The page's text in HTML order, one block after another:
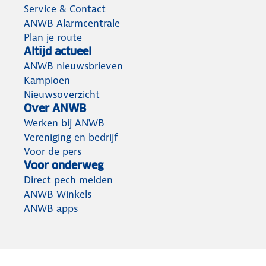
Service & Contact
ANWB Alarmcentrale
Plan je route
Altijd actueel
ANWB nieuwsbrieven
Kampioen
Nieuwsoverzicht
Over ANWB
Werken bij ANWB
Vereniging en bedrijf
Voor de pers
Voor onderweg
Direct pech melden
ANWB Winkels
ANWB apps